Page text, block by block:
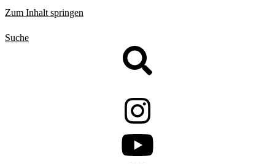
Zum Inhalt springen
Suche